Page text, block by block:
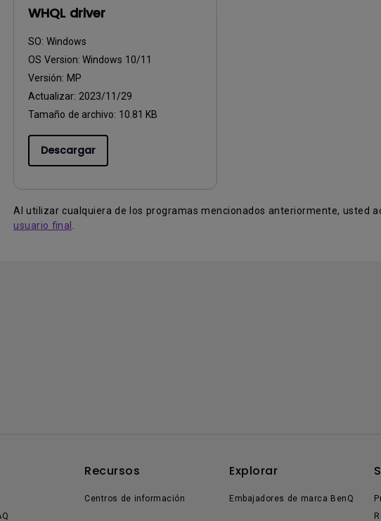
WHQL driver
SO: Windows
OS Version: Windows 10/11
Versión: MP
Actualizar: 2023/11/29
Tamaño de archivo: 10.81 KB
Descargar
Al utilizar cualquiera de los programas mencionados anteriormente, usted
usuario final
Recursos
Centros de información
Explorar
Embajadores de marca BenQ